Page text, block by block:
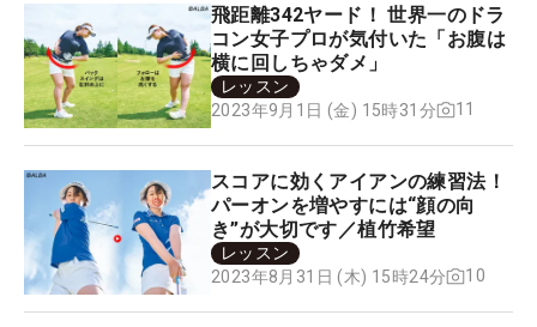
飛距離342ヤード！ 世界一のドラ
コン女子プロが気付いた「お腹は
横に回しちゃダメ」
レッスン
2023年9月1日 (金) 15時31分
11
スコアに効くアイアンの練習法！
パーオンを増やすには“顔の向
き”が大切です／植竹希望
レッスン
2023年8月31日 (木) 15時24分
10